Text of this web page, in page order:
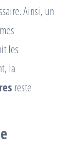
Ainsi, un
les
la
reste